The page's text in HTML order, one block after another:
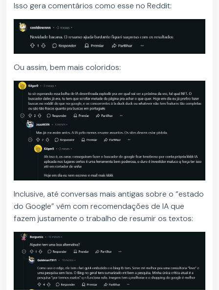
Isso gera comentários como esse no Reddit:
Ou assim, bem mais coloridos:
Inclusive, até conversas mais antigas sobre o “estado
do Google” vêm com recomendações de IA que
fazem justamente o trabalho de resumir os textos: